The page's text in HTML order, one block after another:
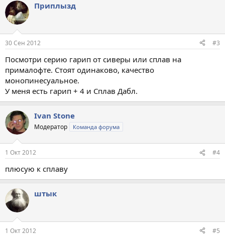
Приплызд
30 Сен 2012 #3
Посмотри серию гарип от сиверы или сплав на
прималофте. Стоят одинаково, качество
монопинесуальное.
У меня есть гарип + 4 и Сплав Дабл.
Ivan Stone
Модератор Команда форума
1 Окт 2012 #4
плюсую к сплаву
штык
1 Окт 2012 #5